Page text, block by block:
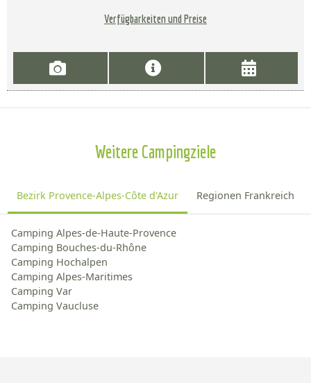
Verfügbarkeiten und Preise
Weitere Campingziele
Bezirk Provence-Alpes-Côte d'Azur Regionen Frankreich
Camping Alpes-de-Haute-Provence
Camping Bouches-du-Rhône
Camping Hochalpen
Camping Alpes-Maritimes
Camping Var
Camping Vaucluse